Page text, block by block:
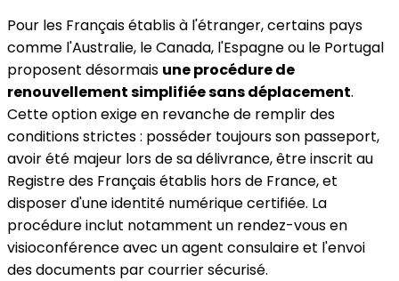
Pour les Français établis à l'étranger, certains pays
comme l'Australie, le Canada, l'Espagne ou le Portugal
proposent désormais une procédure de
renouvellement simplifiée sans déplacement.
Cette option exige en revanche de remplir des
conditions strictes : posséder toujours son passeport,
avoir été majeur lors de sa délivrance, être inscrit au
Registre des Français établis hors de France, et
disposer d'une identité numérique certifiée. La
procédure inclut notamment un rendez-vous en
visioconférence avec un agent consulaire et l'envoi
des documents par courrier sécurisé.